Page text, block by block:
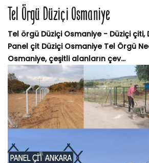
Tel Örgü Düziçi Osmaniye
Tel örgü Düziçi Osmaniye - Düziçi çiti,
Panel çit Düziçi Osmaniye Tel Örgü
Osmaniye, çeşitli alanların çev...